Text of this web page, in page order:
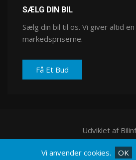
Vi anvender cookies. OK
SÆLG DIN BIL
Sælg din bil til os. Vi giver altid
markedspriserne.
Få Et Bud
Udviklet af
Cookies